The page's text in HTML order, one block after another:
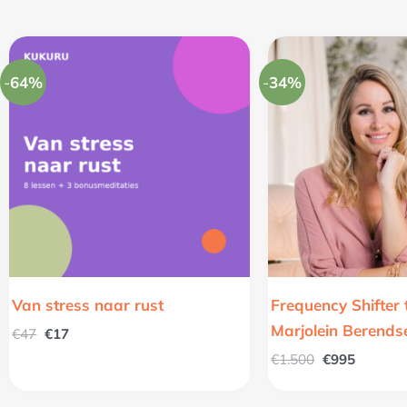
-64%
Van stress naar rust
€47
prijs
was:
€47.
€17
prijs
-34%
Frequency Shifter
Marjolein
€1.500
prijs
was:
€1.500.
€995
Huidige
prijs
is:
€995.